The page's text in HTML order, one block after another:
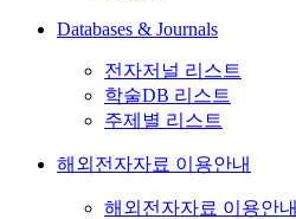
Databases & Journals
전자저널 리스트
학술DB 리스트
주제별 리스트
해외전자자료 이용안내
해외전자자료 이용안내